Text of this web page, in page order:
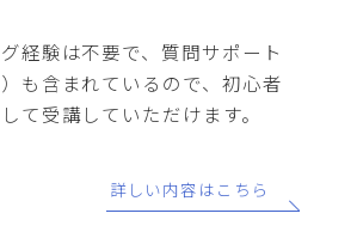
経験は不要で、質問サポート
）も含まれているので、初心者
て受講していただけます。
詳しい内容はこちら